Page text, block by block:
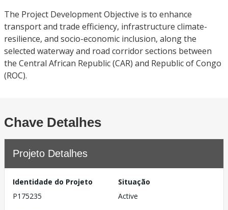
The Project Development Objective is to enhance
transport and trade efficiency, infrastructure climate-
resilience, and socio-economic inclusion, along the
selected waterway and road corridor sections between
the Central African Republic (CAR) and Republic of Congo
(ROC).
Chave Detalhes
Projeto Detalhes
Identidade do Projeto
P175235
Situação
Active